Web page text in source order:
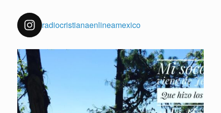
radiocristianaenlineamexico